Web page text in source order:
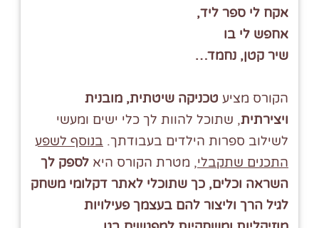
אקח לי ספר ליד,
אחפש לי בו
שיר קטן, נחמד…
הקורס מציע טכניקה שיטתית, מובנית
ויצירתית, שתוכל להוות לך כלי ישים ומעשי
לשילוב ספרות הילדים בעבודתך. בנוסף לשפע
התכנים שתקבלי, מטרת הקורס היא לספק לך
השראה וכלים, כך שתוכלי לאתר דקלומי משחק
לגיל הרך וליצור להם בעצמך פעילויות